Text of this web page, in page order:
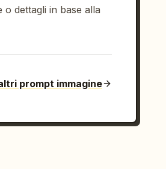
o dettagli in base alla
prompt immagine